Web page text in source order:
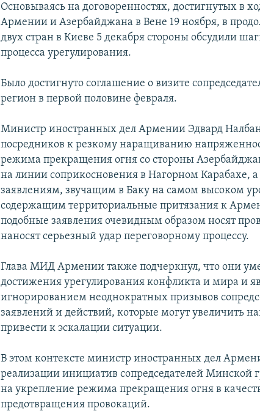
Основываясь на договоренностях, достигнутых в
Армении и Азербайджана в Вене 19 ноября, в
двух стран в Киеве 5 декабря стороны обсудили
процесса урегулирования.
Было достигнуто соглашение о визите
регион в первой половине февраля.
Министр иностранных дел Армении Эдвард
посредников к резкому наращиванию
режима прекращения огня со стороны
на линии соприкосновения в Нагорном Карабахе,
заявлениям, звучащим в Баку на самом высоком
содержащим территориальные притязания к
подобные заявления очевидным образом носят
наносят серьезный удар переговорному процессу.
Глава МИД Армении также подчеркнул, что они
достижения урегулирования конфликта и мира и
игнорированием неоднократных призывов
заявлений и действий, которые могут увеличить
привести к эскалации ситуации.
В этом контексте министр иностранных дел
реализации инициатив сопредседателей
на укрепление режима прекращения огня в
предотвращения провокаций.